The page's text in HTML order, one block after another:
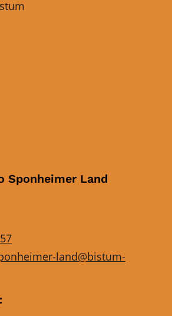
Sponheimer Land
land@bistum-